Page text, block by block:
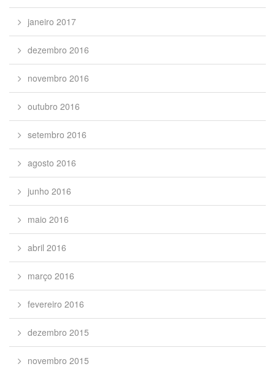
janeiro 2017
dezembro 2016
novembro 2016
outubro 2016
setembro 2016
agosto 2016
junho 2016
maio 2016
abril 2016
março 2016
fevereiro 2016
dezembro 2015
novembro 2015